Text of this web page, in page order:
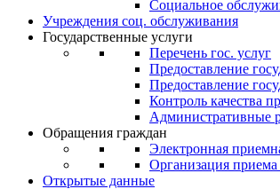
Социальное
Учреждения соц. обслуживания
Государственные услуги
Перечень гос. услуг
Предоставление
Предоставление
Контроль качества
Административные
Обращения граждан
Электронная
Организация приема
Открытые данные